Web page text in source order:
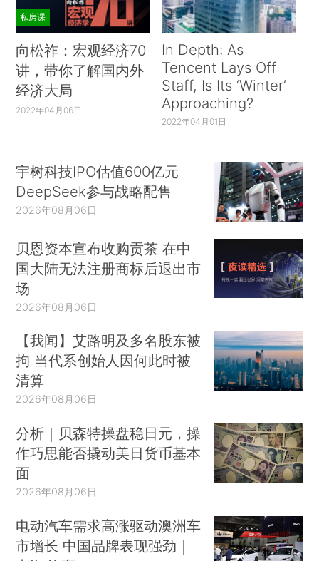
私房课
向松祚：宏观经济70
讲，带你了解国内外
经济大局
2022年04月06日
In Depth: As
Tencent Lays Off
Staff, Is Its ‘Winter’
Approaching?
2022年04月01日
宇树科技IPO估值600亿元
DeepSeek参与战略配售
2026年08月06日
贝恩资本宣布收购贡茶 在中
国大陆无法注册商标后退出市
场
2026年08月06日
【我闻】艾路明及多名股东被
拘 当代系创始人因何此时被
清算
2026年08月06日
分析｜贝森特操盘稳日元，操
作巧思能否撬动美日货币基本
面
2026年08月06日
电动汽车需求高涨驱动澳洲车
市增长 中国品牌表现强劲｜